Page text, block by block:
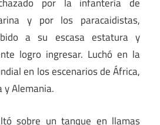
por la infantería de
y por los paracaidistas,
a su escasa estatura y
logro ingresar. Luchó en la
en los escenarios de África,
y Alemania.
sobre un tanque en llamas